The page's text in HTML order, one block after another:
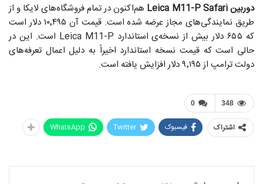
دوربین Leica M11-P Safari
هم‌اکنون در تمام فروشگاه‌های لایکا و از
طریق نمایندگی‌های مجاز عرضه شده است. قیمت آن ۱۰٬۴۹۵ دلار است
که ۶۵۵ دلار بیش از نسخه‌ی استاندارد Leica M11-P است. این در
حالی است که قیمت نسخه‌ استاندارد اخیراً به دلیل اعمال تعرفه‌های
دولت ترامپ از ۹٬۱۹۵ دلار افزایش یافته است.
0 348
اشتراک فیسبوک Twitter
WhatsApp